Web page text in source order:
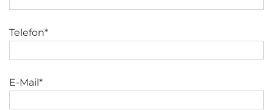
Telefon*
E-Mail*